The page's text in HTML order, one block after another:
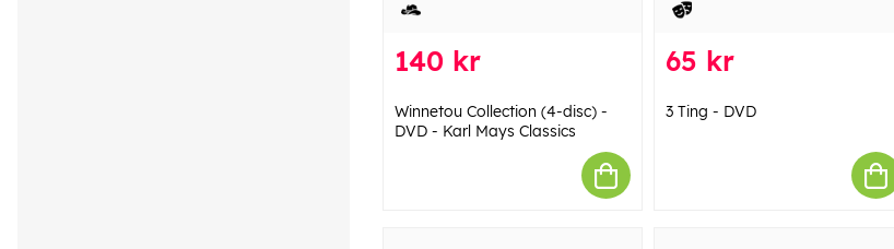
140 kr
Winnetou Collection (4-disc) -
DVD - Karl Mays Classics
65 kr
3 Ting - DVD